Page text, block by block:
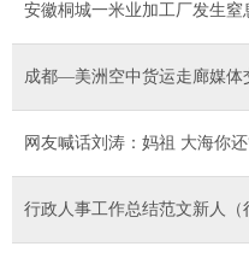
安徽桐城一米业加工厂发生
成都—美洲空中货运走廊媒体
网友喊话刘涛：妈祖 大海你
行政人事工作总结范文新人（